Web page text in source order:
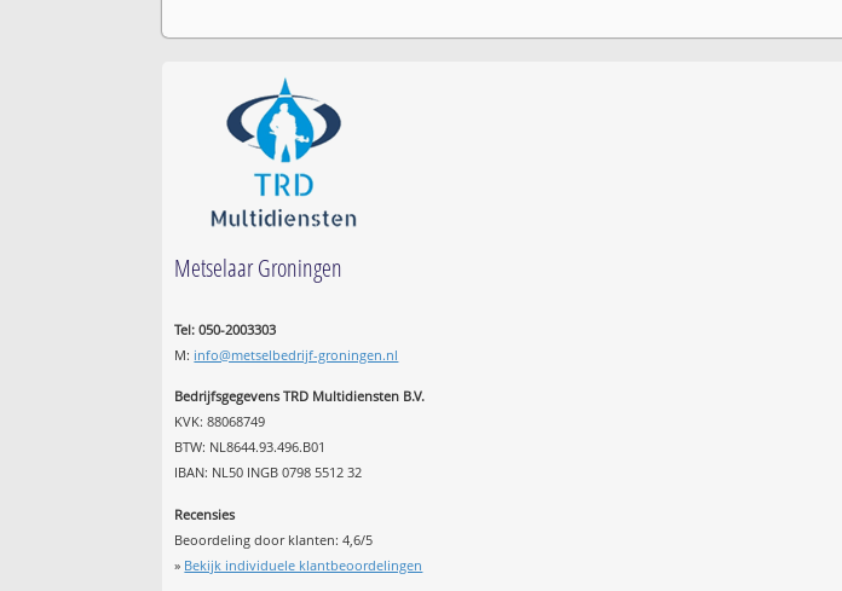
Metselaar Groningen
Tel: 050-2003303
M: info@metselbedrijf-groningen.nl
Bedrijfsgegevens TRD Multidiensten B.V.
KVK: 88068749
BTW: NL8644.93.496.B01
IBAN: NL50 INGB 0798 5512 32
Recensies
Beoordeling door klanten:4,6/5
» Bekijk individuele klantbeoordelingen